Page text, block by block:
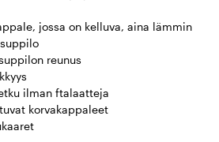
jossa on kelluva, aina lämmin
reunus
ilman ftalaatteja
korvakappaleet